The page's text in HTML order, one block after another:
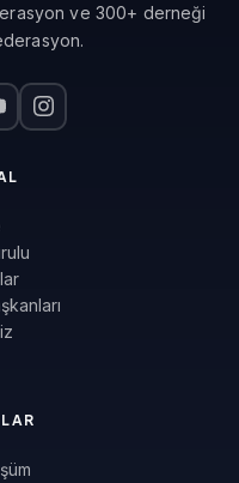
ve 300+ derneği